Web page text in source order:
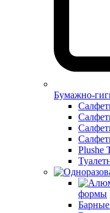
Бумажно-
Plushe
формы